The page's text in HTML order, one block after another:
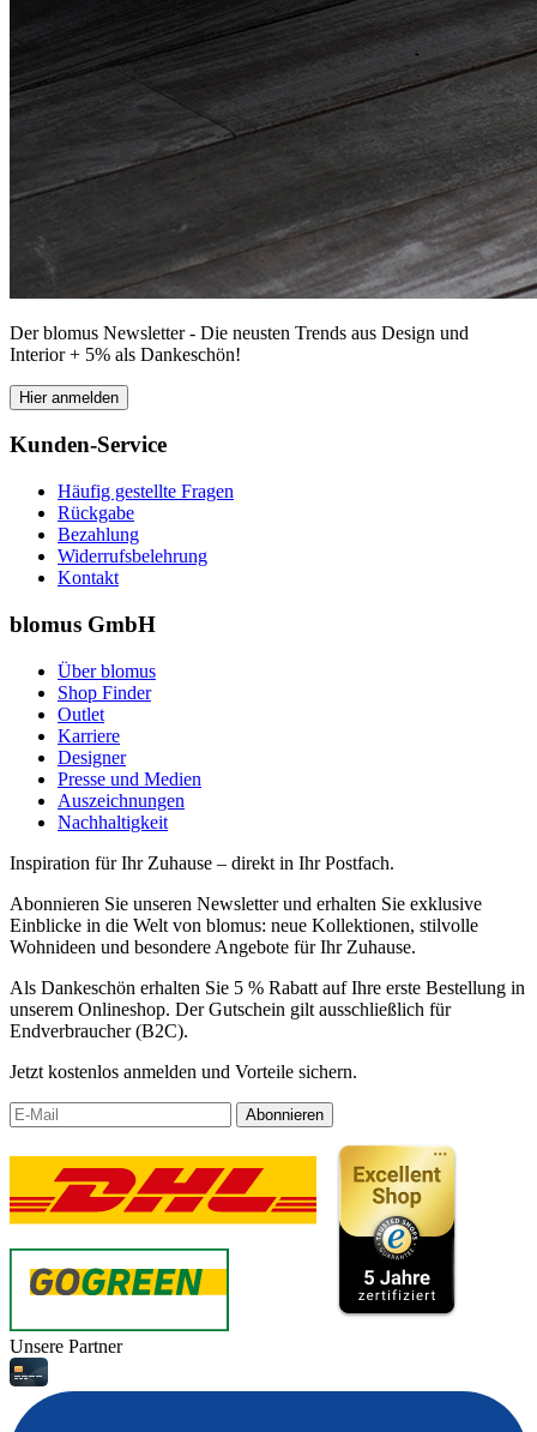
Der blomus Newsletter - Die neusten Trends aus Design und
Interior + 5% als Dankeschön!
Hier anmelden
Kunden-Service
Häufig gestellte Fragen
Rückgabe
Bezahlung
Widerrufsbelehrung
Kontakt
blomus GmbH
Über blomus
Shop Finder
Outlet
Karriere
Designer
Presse und Medien
Auszeichnungen
Nachhaltigkeit
Inspiration für Ihr Zuhause – direkt in Ihr Postfach.
Abonnieren Sie unseren Newsletter und erhalten Sie exklusive
Einblicke in die Welt von blomus: neue Kollektionen, stilvolle
Wohnideen und besondere Angebote für Ihr Zuhause.
Als Dankeschön erhalten Sie 5 % Rabatt auf Ihre erste Bestellung in
unserem Onlineshop. Der Gutschein gilt ausschließlich für
Endverbraucher (B2C).
Jetzt kostenlos anmelden und Vorteile sichern.
Abonnieren
Unsere Partner